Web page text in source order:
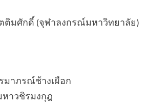
ศักดิ์ (จุฬาลงกรณ์มหาวิทยาลัย)
มาภรณ์ช้างเผือก
าวชิรมงกุฎ